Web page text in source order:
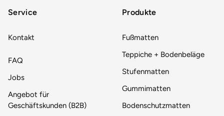
Service
Kontakt
FAQ
Jobs
Angebot für
Geschäftskunden (B2B)
Produkte
Fußmatten
Teppiche + Bodenbeläge
Stufenmatten
Gummimatten
Bodenschutzmatten